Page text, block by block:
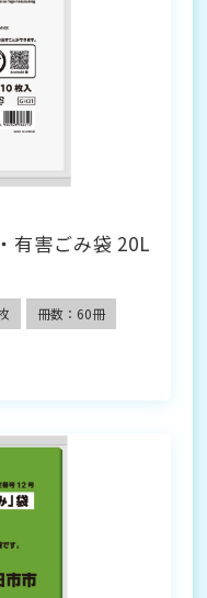
有害ごみ袋 20L
冊数：60冊